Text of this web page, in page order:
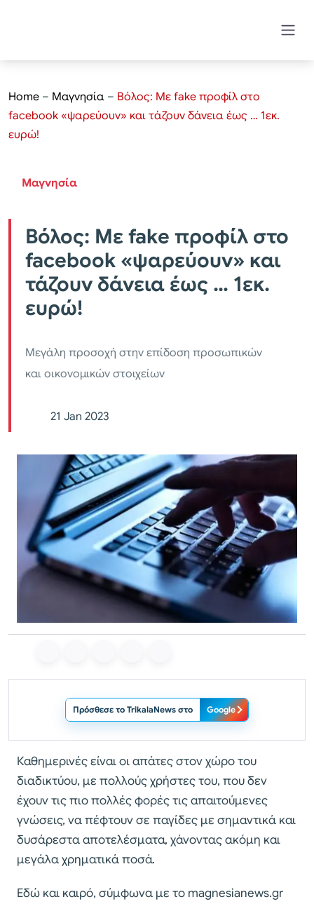
Home – Μαγνησία – Βόλος: Με fake προφίλ στο
facebook «ψαρεύουν» και τάζουν δάνεια έως … 1εκ.
ευρώ!
Μαγνησία
Βόλος: Με fake προφίλ στο
facebook «ψαρεύουν» και
τάζουν δάνεια έως … 1εκ.
ευρώ!
Μεγάλη προσοχή στην επίδοση προσωπικών
και οικονομικών στοιχείων
21 Jan 2023
Πρόσθεσε το TrikalaNews στο Google
Καθημερινές είναι οι απάτες στον χώρο του
διαδικτύου, με πολλούς χρήστες του, που δεν
έχουν τις πιο πολλές φορές τις απαιτούμενες
γνώσεις, να πέφτουν σε παγίδες με σημαντικά και
δυσάρεστα αποτελέσματα, χάνοντας ακόμη και
μεγάλα χρηματικά ποσά.
Εδώ και καιρό, σύμφωνα με το magnesianews.gr